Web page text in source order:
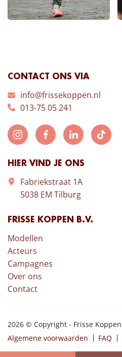
CONTACT ONS VIA
info@frissekoppen.nl
013-75 05 241
HIER VIND JE ONS
Fabriekstraat 1A
5038 EM Tilburg
FRISSE KOPPEN B.V.
Modellen
Acteurs
Campagnes
Over ons
Contact
2026 © Copyright - Frisse Koppen
Algemene voorwaarden
FAQ